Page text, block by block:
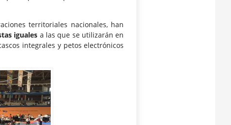
territoriales nacionales, han
iguales a las que se utilizarán en
integrales y petos electrónicos